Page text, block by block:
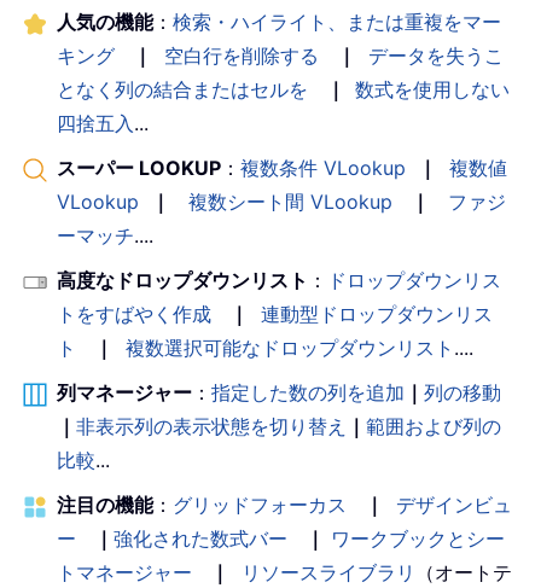
人気の機能： 検索・ハイライト、または重複をマー
キング
｜ 空白行を削除する ｜
データを失うこ
となく列の結合またはセルを
｜
数式を使用しない
四捨五入...
スーパー LOOKUP ： 複数条件 VLookup ｜
複数値
VLookup
｜ 複数シート間 VLookup ｜
ファジ
ーマッチ....
高度なドロップダウンリスト ： ドロップダウンリス
トをすばやく作成
｜
連動型ドロップダウンリス
ト
｜ 複数選択可能なドロップダウンリスト ....
列マネージャー ： 指定した数の列を追加 ｜ 列の移動
｜ 非表示列の表示状態を切り替え ｜ 範囲および列の
比較...
注目の機能： グリッドフォーカス ｜
デザインビュ
ー
｜ 強化された数式バー ｜
ワークブックとシー
トマネージャー
｜ リソースライブラリ
（オートテ